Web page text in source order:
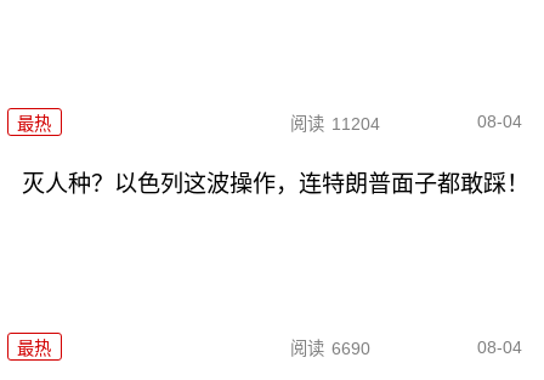
最热 阅读 11204 08-04
灭人种？以色列这波操作，连特朗普面子都敢踩！
最热 阅读 6690 08-04